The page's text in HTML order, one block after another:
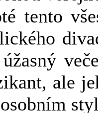
tento
ale